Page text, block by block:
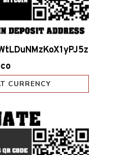
CURRENCY